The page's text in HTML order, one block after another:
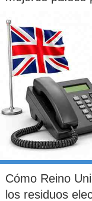
Cómo Reino
los residuos